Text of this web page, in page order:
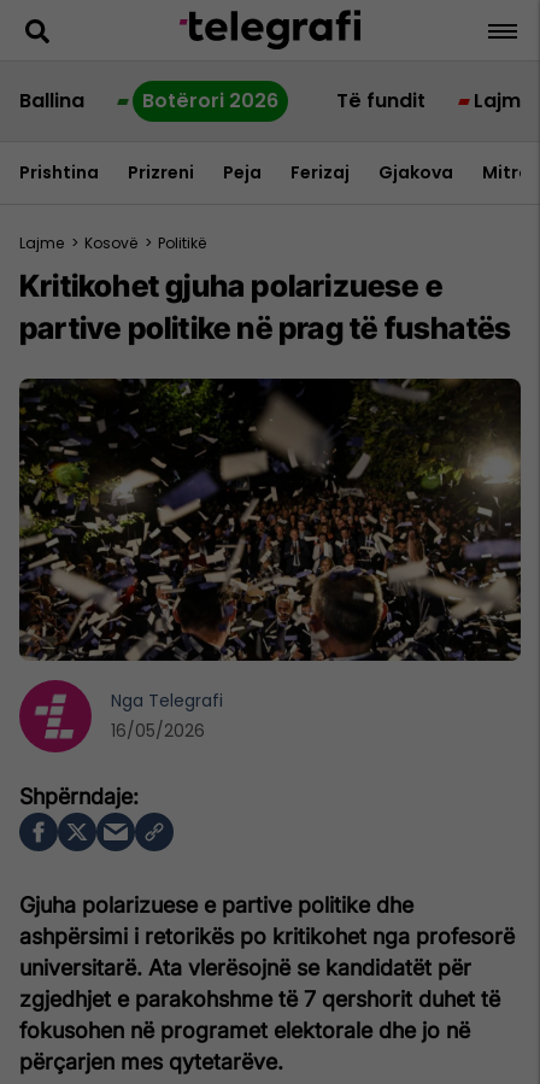
Ballina Botërori 2026 Të fundit Lajme
Prishtina Prizreni Peja Ferizaj Gjakova
Lajme > Kosovë > Politikë
Kritikohet gjuha polarizuese e
partive politike në prag të fushatës
Gjuha polarizuese e partive politike dhe
ashpërsimi i retorikës po kritikohet nga profesorë
universitarë. Ata vlerësojnë se kandidatët për
zgjedhjet e parakohshme të 7 qershorit duhet të
fokusohen në programet elektorale dhe jo në
përçarjen mes qytetarëve.
Nga Telegrafi
16/05/2026